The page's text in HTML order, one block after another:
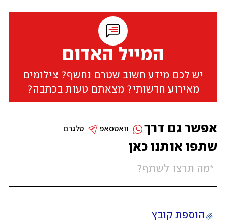
המייל האדום
יש לכם מידע חשוב שטרם נחשף? צילומים
מאירוע חדשותי? מצאתם טעות בכתבה?
שתפו אותנו כאן
הוספת קובץ
אפשר גם דרך טלגרם וואטסאפ